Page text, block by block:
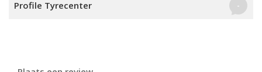
Profile Tyrecenter -